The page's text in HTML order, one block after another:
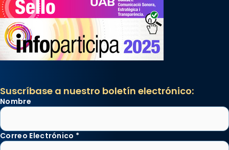
Suscríbase a nuestro boletín electrónico:
Nombre
Correo Electrónico *